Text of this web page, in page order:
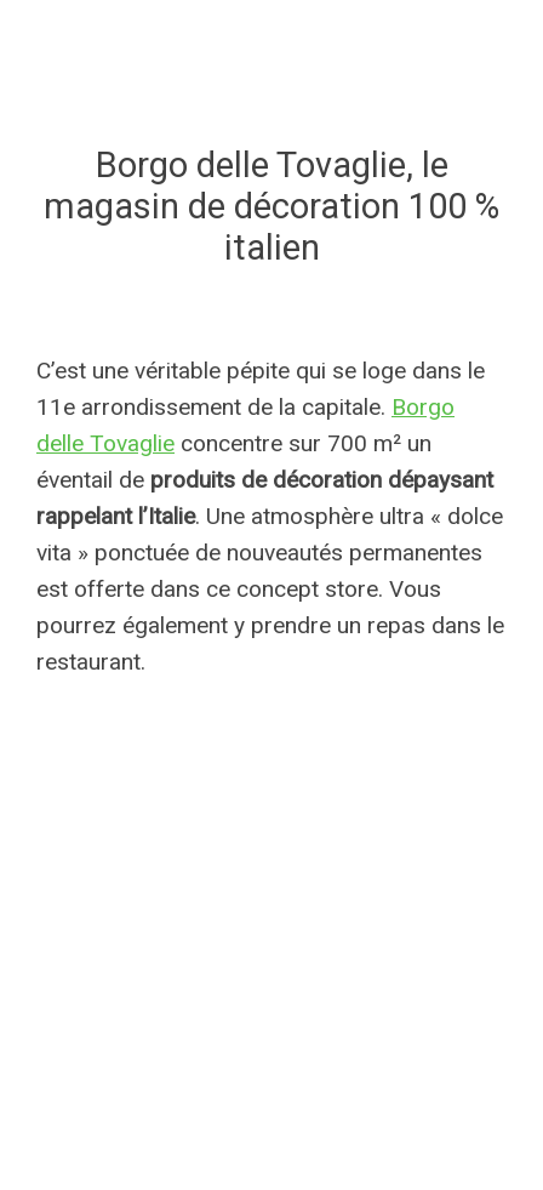
Borgo delle Tovaglie, le
magasin de décoration 100 %
italien
C’est une véritable pépite qui se loge dans le
11e arrondissement de la capitale. Borgo
delle Tovaglie concentre sur 700 m² un
éventail de produits de décoration dépaysant
rappelant l’Italie. Une atmosphère ultra « dolce
vita » ponctuée de nouveautés permanentes
est offerte dans ce concept store. Vous
pourrez également y prendre un repas dans le
restaurant.